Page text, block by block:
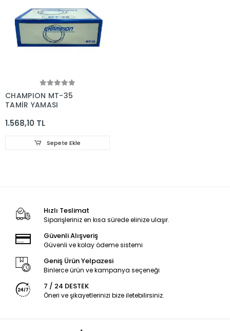
CHAMPION MT-35
TAMİR YAMASI
1.568,10 TL
Sepete Ekle
Hızlı Teslimat
Siparişleriniz en kısa sürede elinize ulaşır.
Güvenli Alışveriş
Güvenli ve kolay ödeme sistemi
Geniş Ürün Yelpazesi
Binlerce ürün ve kampanya seçeneği
7 / 24 DESTEK
Öneri ve şikayetlerinizi bize iletebilirsiniz.